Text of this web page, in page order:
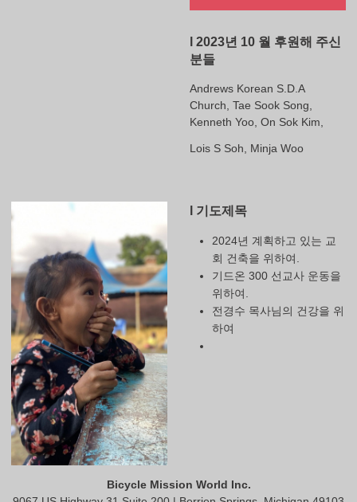
l 2023년 10 월 후원해 주신
분들
Andrews Korean S.D.A
Church, Tae Sook Song,
Kenneth Yoo, On Sok Kim,
Lois S Soh, Minja Woo
l 기도제목
2024년 계획하고 있는 교
회 건축을 위하여.
기드온 300 선교사 운동을
위하여.
전경수 목사님의 건강을 위
하여
Bicycle Mission World Inc.